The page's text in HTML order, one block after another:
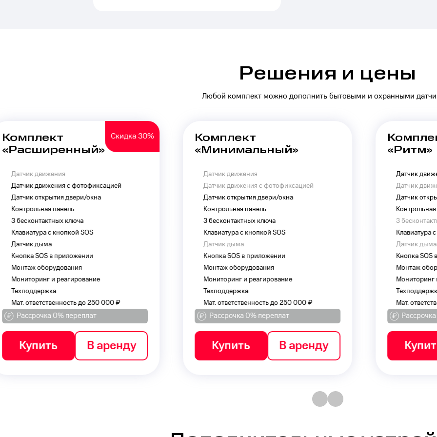
Решения и цены
Любой комплект можно дополнить бытовыми и охранными
Комплект
«Минимальный»
Датчик движения
Датчик движения с фотофиксацией
Датчик открытия двери/окна
Контрольная панель
3 бесконтактных ключа
Клавиатура с кнопкой SOS
Датчик дыма
Кнопка SOS в приложении
Монтаж оборудования
Мониторинг и реагирование
Техподдержка
Мат. ответственность до 250 000 ₽
Рассрочка 0% переплат
Купить В аренду
Комплект
«Ритм»
Датчик движения
Датчик движения с фотофиксацией
Датчик открытия двери/окна
Контрольная панель
3 бесконтактных ключа
Клавиатура с кнопкой SOS
Датчик дыма
Кнопка SOS в приложении
Монтаж оборудования
Мониторинг и реагирование
Техподдержка
Мат. ответственность до 250 000 ₽
Рассрочка 0% переплат
Купить В аренду
Пульт
Мат.